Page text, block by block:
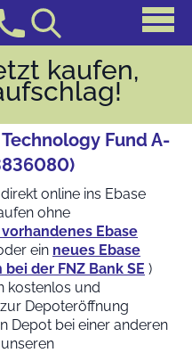
kaufen,
Fund A-
online ins Ebase
ohne
Ebase
ein neues Ebase
der FNZ Bank SE )
kostenlos und
Depoteröffnung
Depot bei einer anderen